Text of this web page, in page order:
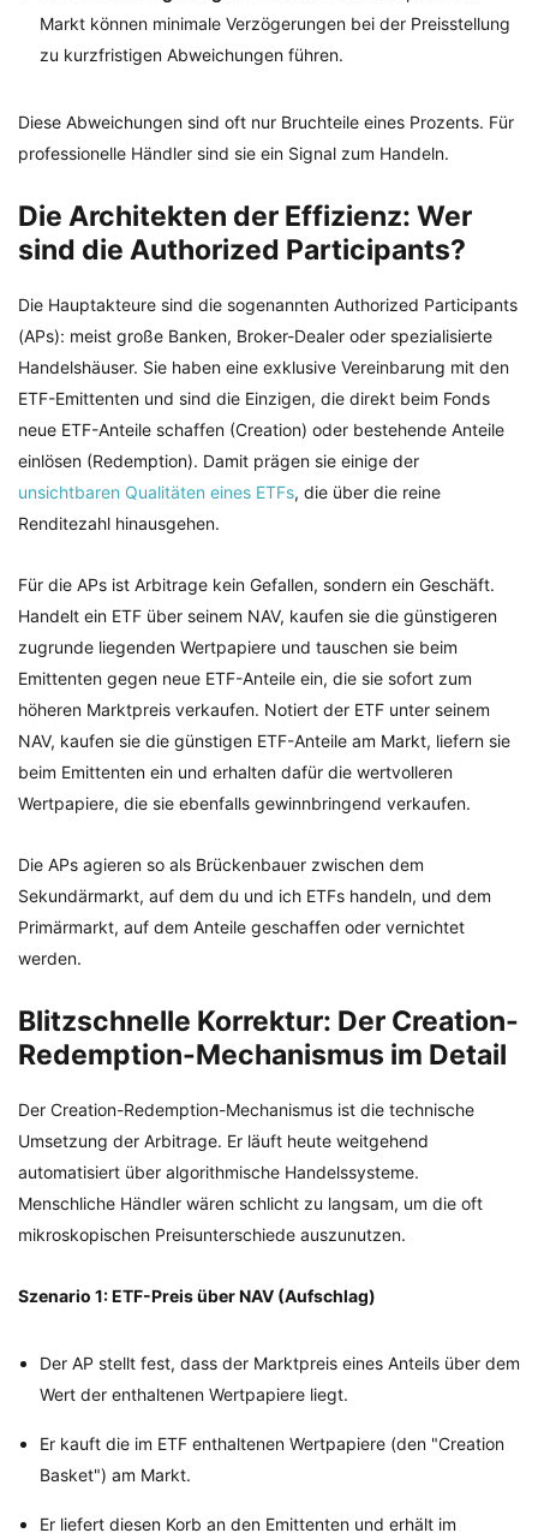
Markt können minimale Verzögerungen bei der Preisstellung
zu kurzfristigen Abweichungen führen.
Diese Abweichungen sind oft nur Bruchteile eines Prozents. Für
professionelle Händler sind sie ein Signal zum Handeln.
Die Architekten der Effizienz: Wer
sind die Authorized Participants?
Die Hauptakteure sind die sogenannten Authorized Participants
(APs): meist große Banken, Broker-Dealer oder spezialisierte
Handelshäuser. Sie haben eine exklusive Vereinbarung mit den
ETF-Emittenten und sind die Einzigen, die direkt beim Fonds
neue ETF-Anteile schaffen (Creation) oder bestehende Anteile
einlösen (Redemption). Damit prägen sie einige der
unsichtbaren Qualitäten eines ETFs, die über die reine
Renditezahl hinausgehen.
Für die APs ist Arbitrage kein Gefallen, sondern ein Geschäft.
Handelt ein ETF über seinem NAV, kaufen sie die günstigeren
zugrunde liegenden Wertpapiere und tauschen sie beim
Emittenten gegen neue ETF-Anteile ein, die sie sofort zum
höheren Marktpreis verkaufen. Notiert der ETF unter seinem
NAV, kaufen sie die günstigen ETF-Anteile am Markt, liefern sie
beim Emittenten ein und erhalten dafür die wertvolleren
Wertpapiere, die sie ebenfalls gewinnbringend verkaufen.
Die APs agieren so als Brückenbauer zwischen dem
Sekundärmarkt, auf dem du und ich ETFs handeln, und dem
Primärmarkt, auf dem Anteile geschaffen oder vernichtet
werden.
Blitzschnelle Korrektur: Der Creation-
Redemption-Mechanismus im Detail
Der Creation-Redemption-Mechanismus ist die technische
Umsetzung der Arbitrage. Er läuft heute weitgehend
automatisiert über algorithmische Handelssysteme.
Menschliche Händler wären schlicht zu langsam, um die oft
mikroskopischen Preisunterschiede auszunutzen.
Szenario 1: ETF-Preis über NAV (Aufschlag)
Der AP stellt fest, dass der Marktpreis eines Anteils über dem
Wert der enthaltenen Wertpapiere liegt.
Er kauft die im ETF enthaltenen Wertpapiere (den "Creation
Basket") am Markt.
Er liefert diesen Korb an den Emittenten und erhält im